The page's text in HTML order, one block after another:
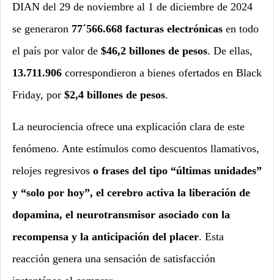
DIAN del 29 de noviembre al 1 de diciembre de 2024
se generaron 77´566.668 facturas electrónicas en todo
el país por valor de $46,2 billones de pesos. De ellas,
13.711.906 correspondieron a bienes ofertados en Black
Friday, por $2,4 billones de pesos.
La neurociencia ofrece una explicación clara de este
fenómeno. Ante estímulos como descuentos llamativos,
relojes regresivos o frases del tipo “últimas unidades”
y “solo por hoy”, el cerebro activa la liberación de
dopamina, el neurotransmisor asociado con la
recompensa y la anticipación del placer. Esta
reacción genera una sensación de satisfacción